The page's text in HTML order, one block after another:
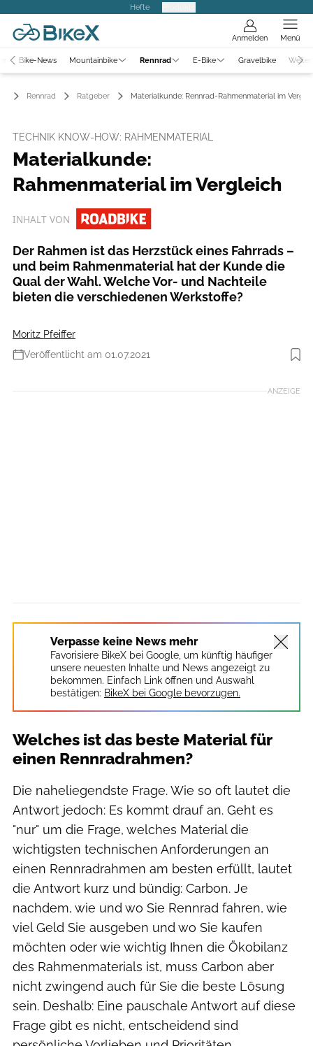
Hefte
Anmelden Menü
Bike-News Mountainbike Rennrad E-Bike Gravelbike
Rennrad Ratgeber Materialkunde: Rennrad-Rahmenmaterial im
TECHNIK KNOW-HOW: RAHMENMATERIAL
Materialkunde:
Rahmenmaterial im Vergleich
INHALT VON
Der Rahmen ist das Herzstück eines Fahrrads –
und beim Rahmenmaterial hat der Kunde die
Qual der Wahl. Welche Vor- und Nachteile
bieten die verschiedenen Werkstoffe?
Moritz Pfeiffer
Veröffentlicht am 01.07.2021
Foto: Igor Essling
ANZEIGE
Verpasse keine News mehr
Favorisiere BikeX bei Google, um künftig häufiger
unsere neuesten Inhalte und News angezeigt zu
bekommen. Einfach Link öffnen und Auswahl
bestätigen: BikeX bei Google bevorzugen.
Welches ist das beste Material für
einen Rennradrahmen?
Die naheliegendste Frage. Wie so oft lautet die
Antwort jedoch: Es kommt drauf an. Geht es
"nur" um die Frage, welches Material die
wichtigsten technischen Anforderungen an
einen Rennradrahmen am besten erfüllt, lautet
die Antwort kurz und bündig: Carbon. Je
nachdem, wie und wo Sie Rennrad fahren, wie
viel Geld Sie ausgeben und wo Sie kaufen
möchten oder wie wichtig Ihnen die Ökobilanz
des Rahmenmaterials ist, muss Carbon aber
nicht zwingend auch für Sie die beste Lösung
sein. Deshalb: Eine pauschale Antwort auf diese
Frage gibt es nicht, entscheidend sind